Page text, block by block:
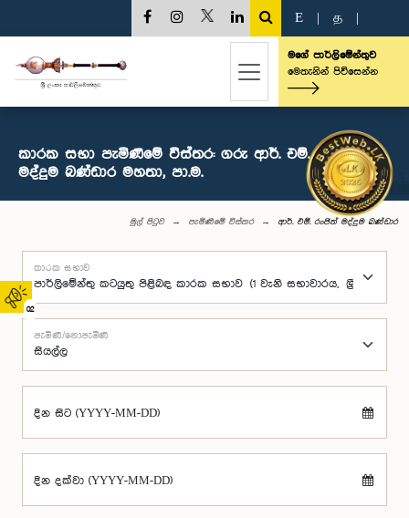
02
E த
මගේ පාර්ලිමේන්තුව
මෙතැනින් පිවිසෙන්න
කාරක සභා පැමිණීමේ විස්තර: ගරු ආර්. එම්. රංජිත්
මද්දුම බණ්ඩාර මහතා, පා.ම.
මුල් පිටුව පැමිණීමේ විස්තර ආර්. එම්. රංජිත් මද්දුම බණ්ඩාර
කාරක සභාව
පැමිණි/නොපැමිණි
දින සිට (YYYY-MM-DD)
දින දක්වා (YYYY-MM-DD)